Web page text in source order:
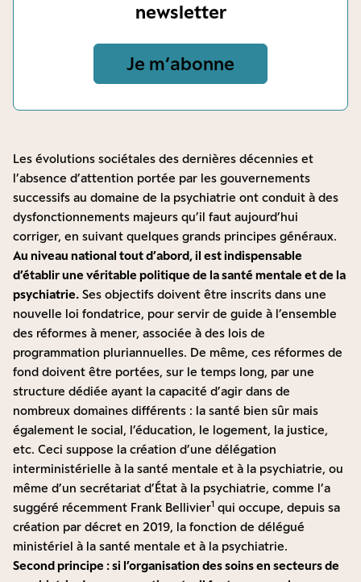
newsletter
Je m‘abonne
Les évolutions sociétales des dernières décennies et
l’absence d’attention portée par les gouvernements
successifs au domaine de la psychiatrie ont conduit à des
dysfonctionnements majeurs qu’il faut aujourd’hui
corriger, en suivant quelques grands principes généraux.
Au niveau national tout d’abord, il est indispensable
d’établir une véritable politique de la santé mentale et de la
psychiatrie. Ses objectifs doivent être inscrits dans une
nouvelle loi fondatrice, pour servir de guide à l’ensemble
des réformes à mener, associée à des lois de
programmation pluriannuelles. De même, ces réformes de
fond doivent être portées, sur le temps long, par une
structure dédiée ayant la capacité d’agir dans de
nombreux domaines différents : la santé bien sûr mais
également le social, l’éducation, le logement, la justice,
etc. Ceci suppose la création d’une délégation
interministérielle à la santé mentale et à la psychiatrie, ou
même d’un secrétariat d’État à la psychiatrie, comme l’a
suggéré récemment Frank Bellivier1 qui occupe, depuis sa
création par décret en 2019, la fonction de délégué
ministériel à la santé mentale et à la psychiatrie.
Second principe : si l’organisation des soins en secteurs de